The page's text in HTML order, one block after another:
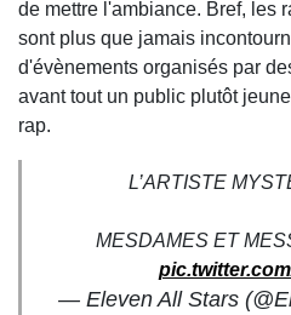
de mettre l'ambiance. Bref, les
sont plus que jamais
d'évènements organisés par
avant tout un public plutôt
rap.
L’ARTISTE
MESDAMES ET
— Eleven All Stars